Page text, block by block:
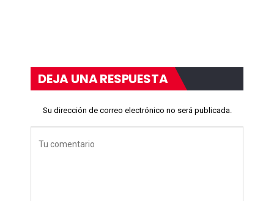
DEJA UNA RESPUESTA
Su dirección de correo electrónico no será publicada.